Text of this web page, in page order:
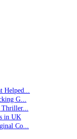
G...
in UK
Co...